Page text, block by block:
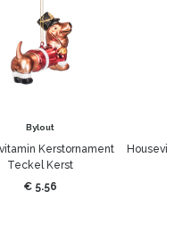
Bylout
Kerstornament
Teckel Kerst
€ 5.56